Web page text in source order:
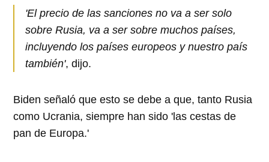
'El precio de las sanciones no va a ser solo
sobre Rusia, va a ser sobre muchos países,
incluyendo los países europeos y nuestro país
también', dijo.
Biden señaló que esto se debe a que, tanto Rusia
como Ucrania, siempre han sido 'las cestas de
pan de Europa.'